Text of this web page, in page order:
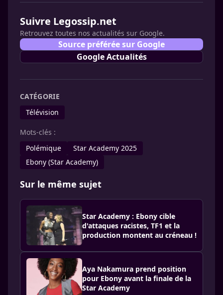
Suivre Legossip.net
Retrouvez toutes nos actualités sur Google.
Source préférée sur Google
Google Actualités
CATÉGORIE
Télévision
Mots-clés :
Polémique
Star Academy 2025
Ebony (Star Academy)
Sur le même sujet
Star Academy : Ebony cible
d'attaques racistes, TF1 et la
production montent au créneau !
Aya Nakamura prend position
pour Ebony avant la finale de la
Star Academy